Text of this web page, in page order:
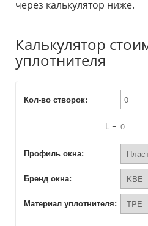
через калькулятор ниже.
Калькулятор
уплотнителя
Кол-во створок:
L = 0
Профиль окна:
Бренд окна:
Материал уплотнителя: